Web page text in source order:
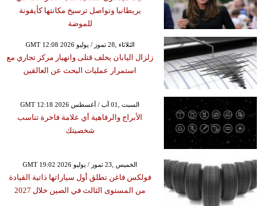
بريطانيا وتواصل ترسيخ مكانتها كأيقونة
للموضة
GMT 12:08 2026 الثلاثاء ,28 تموز / يوليو
زلزال اليابان يخلف قتلى وانهيار مركز تجاري مع
استمرار عمليات البحث عن العالقين
GMT 12:18 2026 السبت ,01 آب / أغسطس
الأبراج والرفاهية أي علامة فاخرة تناسب
شخصيتك
GMT 19:02 2026 الخميس ,23 تموز / يوليو
فولكس فاغن تطلق أول سياراتها ذاتية القيادة
من المستوى الثالث في الصين خلال 2027